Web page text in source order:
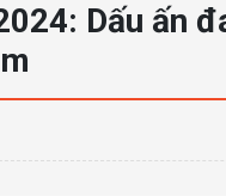
Dấu ấn